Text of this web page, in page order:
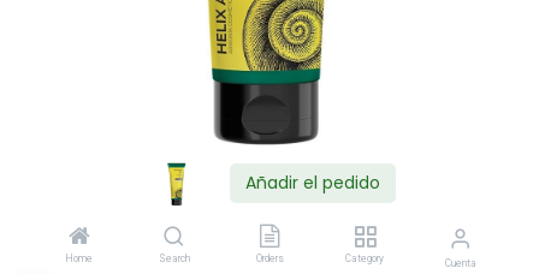
Añadir el pedido
Home Search Orders Category Cuenta
Shop